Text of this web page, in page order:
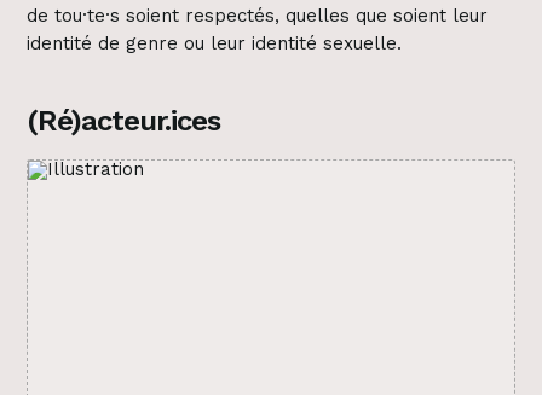
de tou·te·s soient respectés, quelles que soient leur
identité de genre ou leur identité sexuelle.
(Ré)acteur.ices